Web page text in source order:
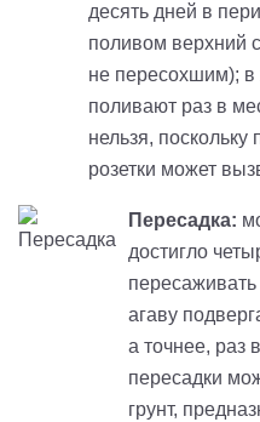
десять дней в
поливом верхний
не пересохшим); в
поливают раз в
нельзя,
розетки может
Пересадка:
достигло
агаву
а точнее, раз
пересадки
грунт,